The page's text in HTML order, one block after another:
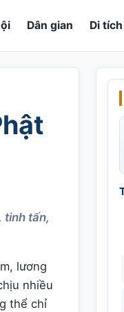
Dân gian Di tích
tinh tấn,
lương
nhiều
thể chỉ